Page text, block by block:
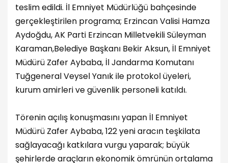
teslim edildi. İl Emniyet Müdürlüğü bahçesinde
gerçekleştirilen programa; Erzincan Valisi Hamza
Aydoğdu, AK Parti Erzincan Milletvekili Süleyman
Karaman,Belediye Başkanı Bekir Aksun, İl Emniyet
Müdürü Zafer Aybaba, İl Jandarma Komutanı
Tuğgeneral Veysel Yanık ile protokol üyeleri,
kurum amirleri ve güvenlik personeli katıldı.
Törenin açılış konuşmasını yapan İl Emniyet
Müdürü Zafer Aybaba, 122 yeni aracın teşkilata
sağlayacağı katkılara vurgu yaparak; büyük
şehirlerde araçların ekonomik ömrünün ortalama